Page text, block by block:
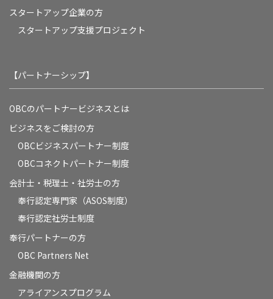
スタートアップ企業の方
スタートアップ支援プロジェクト
【パートナーシップ】
OBCのパートナービジネスとは
ビジネスをご検討の方
OBCビジネスパートナー制度
OBCコネクトパートナー制度
会計士・税理士・社労士の方
奉行認定専門家（ASOS制度）
奉行認定社労士制度
奉行パートナーの方
OBC Partners Net
金融機関の方
アライアンスプログラム